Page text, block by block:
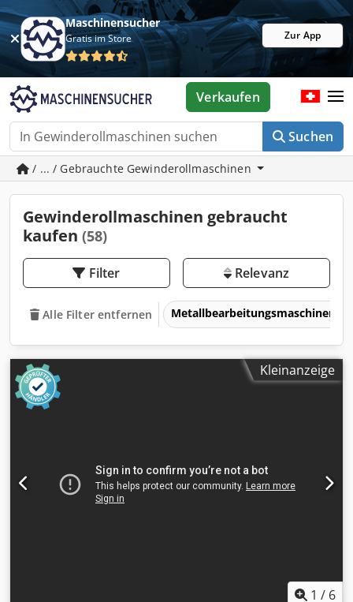
Maschinensucher
Gratis im Store Zur App
Suchen
Verkaufen
/ ... / Gebrauchte Gewinderollmaschinen
Gewinderollmaschinen gebraucht
kaufen (58)
Filter Relevanz
Alle Filter entfernen Metallbearbeitungsmaschinen
Kleinanzeige
1 / 6